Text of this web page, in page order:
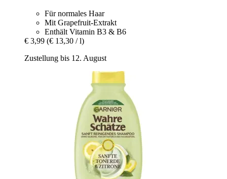
Für normales Haar
Mit Grapefruit-Extrakt
Enthält Vitamin B3 & B6
€ 3,99 (€ 13,30 / l)
Zustellung bis 12. August